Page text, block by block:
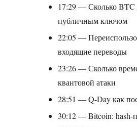
17:29 — Сколько BTC
публичным ключом
22:05 —
входящие переводы
23:26 — Сколько
квантовой атаки
28:51 — Q-Day как
30:12 — Bitcoin: hash-